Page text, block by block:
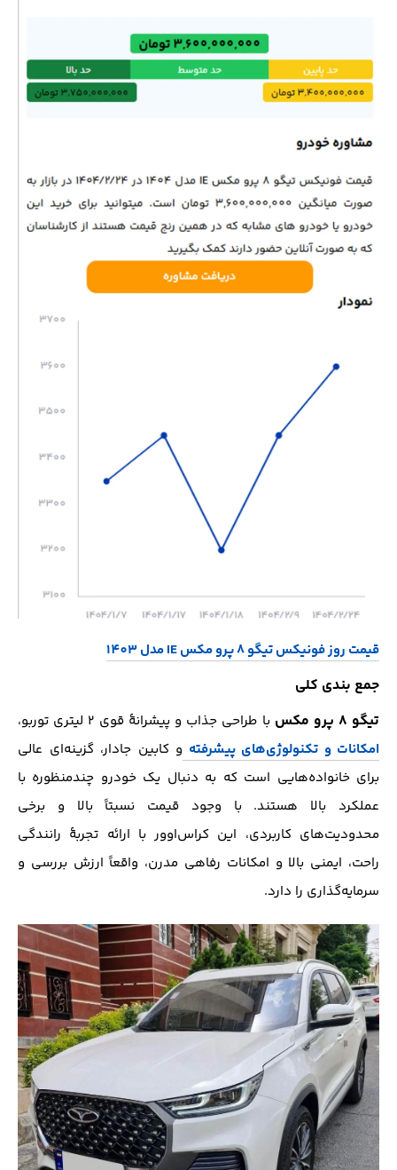
قیمت روز فونیکس تیگو 8 پرو مکس IE مدل 1403
جمع بندی کلی
تیگو ۸ پرو مکس
با طراحی جذاب و پیشرانهٔ قوی ۲ لیتری توربو،
امکانات و تکنولوژی‌های پیشرفته و کابین جادار، گزینه‌ای عالی
برای خانواده‌هایی است که به دنبال یک خودرو چندمنظوره با
عملکرد بالا هستند. با وجود قیمت نسبتاً بالا و برخی
محدودیت‌های کاربردی، این کراس‌اوور با ارائه تجربهٔ رانندگی
راحت، ایمنی بالا و امکانات رفاهی مدرن، واقعاً ارزش بررسی و
سرمایه‌گذاری را دارد.